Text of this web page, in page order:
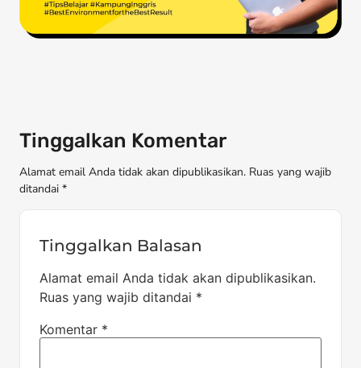
Tinggalkan Komentar
Alamat email Anda tidak akan dipublikasikan. Ruas yang wajib
ditandai *
Tinggalkan Balasan
Alamat email Anda tidak akan dipublikasikan.
Ruas yang wajib ditandai *
Komentar *